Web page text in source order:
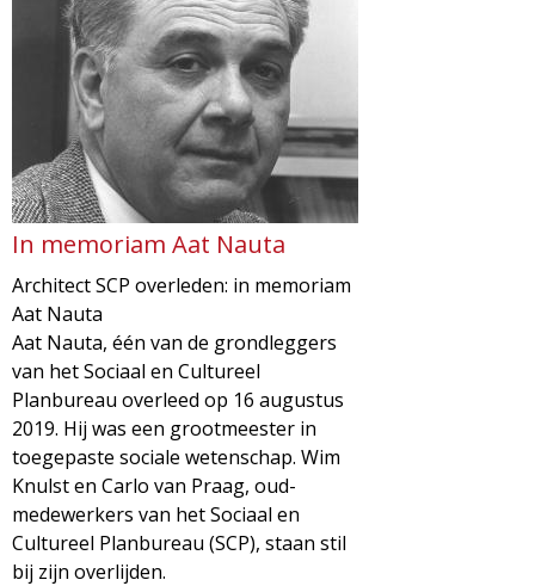
In memoriam Aat Nauta
Architect SCP overleden: in memoriam
Aat Nauta
Aat Nauta, één van de grondleggers
van het Sociaal en Cultureel
Planbureau overleed op 16 augustus
2019. Hij was een grootmeester in
toegepaste sociale wetenschap. Wim
Knulst en Carlo van Praag, oud-
medewerkers van het Sociaal en
Cultureel Planbureau (SCP), staan stil
bij zijn overlijden.